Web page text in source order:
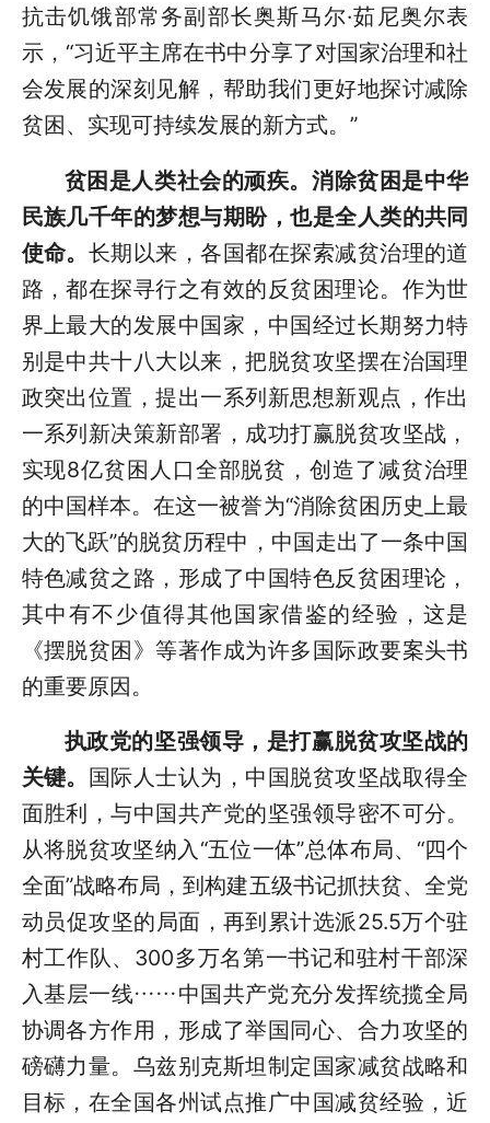
抗击饥饿部常务副部长奥斯马尔·茹尼奥尔表
示，“习近平主席在书中分享了对国家治理和社
会发展的深刻见解，帮助我们更好地探讨减除
贫困、实现可持续发展的新方式。”
贫困是人类社会的顽疾。消除贫困是中华
民族几千年的梦想与期盼，也是全人类的共同
使命。 长期以来，各国都在探索减贫治理的道
路，都在探寻行之有效的反贫困理论。作为世
界上最大的发展中国家，中国经过长期努力特
别是中共十八大以来，把脱贫攻坚摆在治国理
政突出位置，提出一系列新思想新观点，作出
一系列新决策新部署，成功打赢脱贫攻坚战，
实现8亿贫困人口全部脱贫，创造了减贫治理
的中国样本。在这一被誉为“消除贫困历史上最
大的飞跃”的脱贫历程中，中国走出了一条中国
特色减贫之路，形成了中国特色反贫困理论，
其中有不少值得其他国家借鉴的经验，这是
《摆脱贫困》等著作成为许多国际政要案头书
的重要原因。
执政党的坚强领导，是打赢脱贫攻坚战的
关键。 国际人士认为，中国脱贫攻坚战取得全
面胜利，与中国共产党的坚强领导密不可分。
从将脱贫攻坚纳入“五位一体”总体布局、“四个
全面”战略布局，到构建五级书记抓扶贫、全党
动员促攻坚的局面，再到累计选派25.5万个驻
村工作队、300多万名第一书记和驻村干部深
入基层一线……中国共产党充分发挥统揽全局
协调各方作用，形成了举国同心、合力攻坚的
磅礴力量。乌兹别克斯坦制定国家减贫战略和
目标，在全国各州试点推广中国减贫经验，近